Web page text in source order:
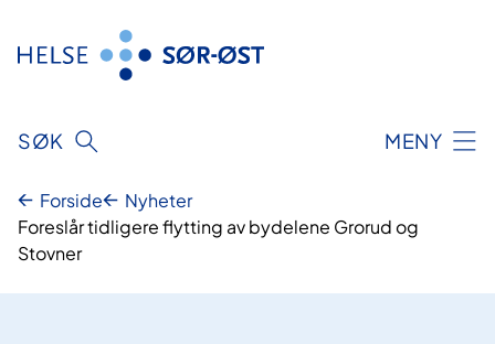
innhold
SØK MENY
Forside
Nyheter
Foreslår tidligere flytting av bydelene Grorud og
Stovner